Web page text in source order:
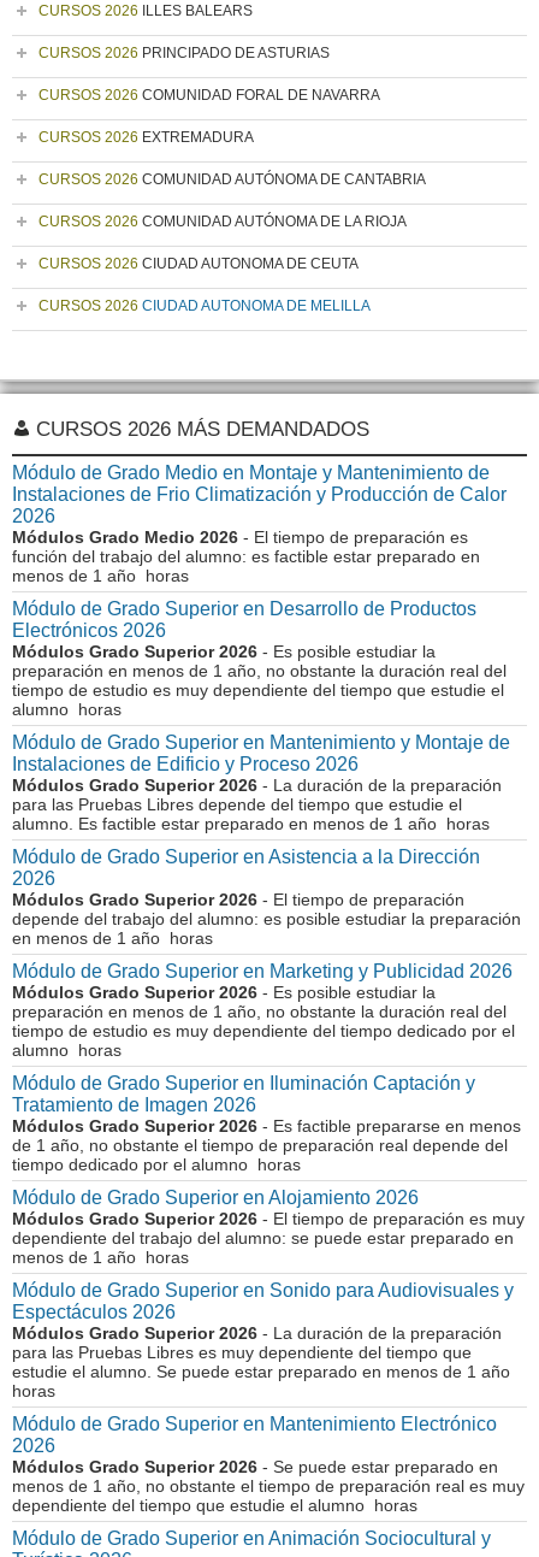
CURSOS 2026 ILLES BALEARS
CURSOS 2026 PRINCIPADO DE ASTURIAS
CURSOS 2026 COMUNIDAD FORAL DE NAVARRA
CURSOS 2026 EXTREMADURA
CURSOS 2026 COMUNIDAD AUTÓNOMA DE CANTABRIA
CURSOS 2026 COMUNIDAD AUTÓNOMA DE LA RIOJA
CURSOS 2026 CIUDAD AUTONOMA DE CEUTA
CURSOS 2026 CIUDAD AUTONOMA DE MELILLA
CURSOS 2026 MÁS DEMANDADOS
Módulo de Grado Medio en Montaje y Mantenimiento de
Instalaciones de Frio Climatización y Producción de Calor
2026
Módulos Grado Medio 2026 - El tiempo de preparación es
función del trabajo del alumno: es factible estar preparado en
menos de 1 año horas
Módulo de Grado Superior en Desarrollo de Productos
Electrónicos 2026
Módulos Grado Superior 2026 - Es posible estudiar la
preparación en menos de 1 año, no obstante la duración real del
tiempo de estudio es muy dependiente del tiempo que estudie el
alumno horas
Módulo de Grado Superior en Mantenimiento y Montaje de
Instalaciones de Edificio y Proceso 2026
Módulos Grado Superior 2026 - La duración de la preparación
para las Pruebas Libres depende del tiempo que estudie el
alumno. Es factible estar preparado en menos de 1 año horas
Módulo de Grado Superior en Asistencia a la Dirección
2026
Módulos Grado Superior 2026 - El tiempo de preparación
depende del trabajo del alumno: es posible estudiar la preparación
en menos de 1 año horas
Módulo de Grado Superior en Marketing y Publicidad 2026
Módulos Grado Superior 2026 - Es posible estudiar la
preparación en menos de 1 año, no obstante la duración real del
tiempo de estudio es muy dependiente del tiempo dedicado por el
alumno horas
Módulo de Grado Superior en Iluminación Captación y
Tratamiento de Imagen 2026
Módulos Grado Superior 2026 - Es factible prepararse en menos
de 1 año, no obstante el tiempo de preparación real depende del
tiempo dedicado por el alumno horas
Módulo de Grado Superior en Alojamiento 2026
Módulos Grado Superior 2026 - El tiempo de preparación es muy
dependiente del trabajo del alumno: se puede estar preparado en
menos de 1 año horas
Módulo de Grado Superior en Sonido para Audiovisuales y
Espectáculos 2026
Módulos Grado Superior 2026 - La duración de la preparación
para las Pruebas Libres es muy dependiente del tiempo que
estudie el alumno. Se puede estar preparado en menos de 1 año
horas
Módulo de Grado Superior en Mantenimiento Electrónico
2026
Módulos Grado Superior 2026 - Se puede estar preparado en
menos de 1 año, no obstante el tiempo de preparación real es muy
dependiente del tiempo que estudie el alumno horas
Módulo de Grado Superior en Animación Sociocultural y